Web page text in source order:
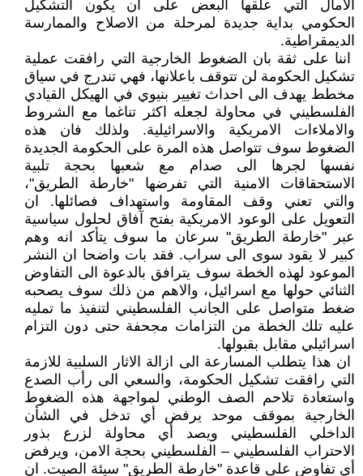
الآمال التي علقها البعض على ان يكون التشكيل
الحكومي بداية جديدة لمرحلة من الاصلاح والممارسة
الديمقراطية.
اننا على ثقة بان الضغوط الخارجية التي رافقت عملية
تشكيل الحكومة لن تتوقف باعلانها، فهي تندرج في سياق
مخطط يهدف الى احداث تغيير بنيوي في الهيكل القيادي
الفلسطيني في محاولة لجعله اكثر تناغما مع الشروط
والاملاءات الامريكية والاسرائيلية. ولذلك فان هذه
الضغوط سوف تتواصل هذه المرة على الحكومة الجديدة
نفسها لجرها الى صدام مع شعبها بحجة تلبية
الاستحقاقات الامنية التي تفرضها "خارطة الطريق"،
والتي تعني وقف المقاومة واستهداف فصائلها. ان
التعويل على الوعود الامريكية بفتح آفاق لحلول سياسية
عبر "خارطة الطريق" سرعان ما سوف يتأكد انه وهم
كبير لا يقود سوى الى سراب. فقد بات واضحا ان النشر
الموعود لهذه الخطة سوف يترافق بالدعوة الى التفاوض
الثنائي حولها مع اسرائيل، والاهم من ذلك سوف يصحبه
ضغط متواصل على الجانب الفلسطيني لتنفيذ ما تمليه
عليه تلك الخطة من التزامات مجحفة حتى دون التزام
اسرائيلي مقابل بقبولها.
ان هذا يتطلب المسارعة الى ازالة الاثار السلبية للازمة
التي رافقت تشكيل الحكومة، والسعي الى رأب الصدع
واستعادة تلاحم الصف الوطني لمواجهة هذه الضغوط
الخارجية بموقف موحد يرفض أي تدخل في الشأن
الداخلي الفلسطيني ويصد أي محاولة لزرع بذور
الاحتراب الفلسطيني – الفلسطيني بحجة الامن، ويرفض
أي تفاوض على قاعدة "خارطة الطريق" سيئة الصيت. ان